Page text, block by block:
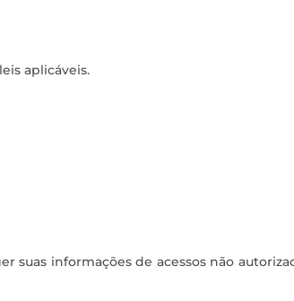
aplicáveis.
suas informações de acessos não